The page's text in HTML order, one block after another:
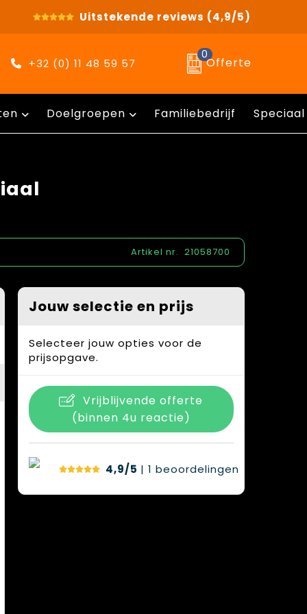
Uitstekende reviews (4,9/5)
+32 (0) 11 48 59 57
0
Offerte
Doelgroepen Familiebedrijf
Artikel nr. 21058700
Jouw selectie en prijs
Selecteer jouw opties voor de
prijsopgave.
Vrijblijvende offerte
(binnen 4u reactie)
4,9/5 | 1 beoordelingen